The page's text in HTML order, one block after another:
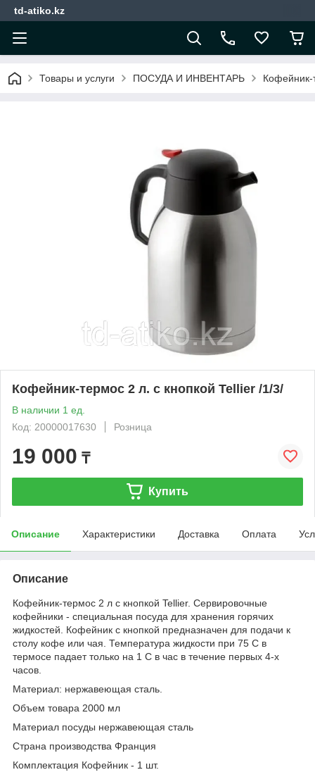
td-atiko.kz
Товары и услуги ПОСУДА И ИНВЕНТАРЬ Кофейник-
Кофейник-термос 2 л. с кнопкой Tellier /1/3/
В наличии 1 ед.
Код: 20000017630
Розница
19 000 ₸
Купить
Описание Характеристики Доставка Оплата
Описание
Кофейник-термос 2 л с кнопкой Tellier. Сервировочные
кофейники - специальная посуда для хранения горячих
жидкостей. Кофейник с кнопкой предназначен для подачи к
столу кофе или чая. Температура жидкости при 75 С в
термосе падает только на 1 C в час в течение первых 4-х
часов.
Материал: нержавеющая сталь.
Объем товара 2000 мл
Материал посуды нержавеющая сталь
Страна производства Франция
Комплектация Кофейник - 1 шт.